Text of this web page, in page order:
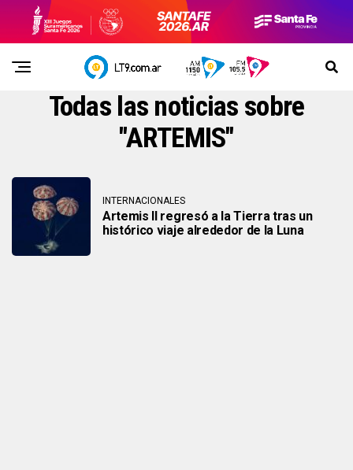
Todas las noticias sobre
"ARTEMIS"
INTERNACIONALES
Artemis II regresó a la Tierra tras un
histórico viaje alrededor de la Luna